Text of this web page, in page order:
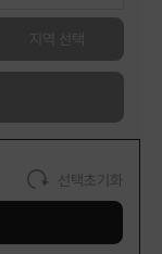
지역 선택
선택초기화